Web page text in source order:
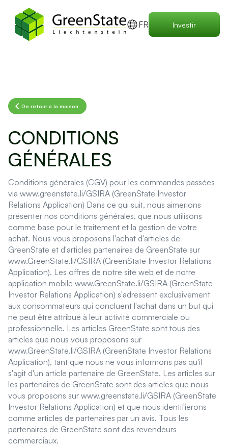
FR Investir
De retour à la maison
CONDITIONS
GÉNÉRALES
Conditions générales (CGV) pour les commandes passées
via www.greenstate.li/GSIRA (GreenState Investor
Relations Application) Dans ce qui suit, nous aimerions
présenter nos conditions générales, que nous utilisons
comme base pour le traitement et la gestion de votre
achat. Nous vous proposons l'achat d'articles de
GreenState et d'articles partenaires de GreenState sur
www.GreenState.li/GSIRA (GreenState Investor Relations
Application). Les offres de notre site web et de notre
application mobile www.GreenState.li/GSIRA (GreenState
Investor Relations Application) s'adressent exclusivement
aux consommateurs qui concluent l'achat dans un but qui
ne peut être attribué à leur activité commerciale ou
professionnelle. Les articles GreenState sont tous des
articles que nous vous proposons sur
www.GreenState.li/GSIRA (GreenState Investor Relations
Application), tant que nous ne vous informons pas qu'il
s'agit d'un article partenaire de GreenState. Les articles sur
les partenaires de GreenState sont des articles que nous
vous proposons sur www.greenstate.li/GSIRA (GreenState
Investor Relations Application) et que nous identifierons
comme articles de partenaires par un avis. Tous les
partenaires de GreenState sont des revendeurs
commerciaux.